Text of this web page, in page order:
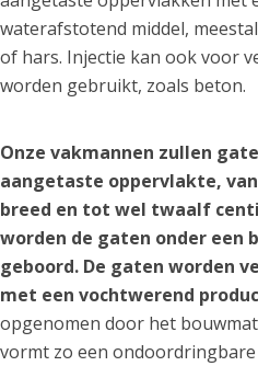
waterafstotend middel,
of hars. Injectie kan ook voor
worden gebruikt, zoals beton.
Onze vakmannen zullen
aangetaste oppervlakte,
breed en tot wel twaalf
worden de gaten onder een
geboord. De gaten worden
met een vochtwerend
opgenomen door het
vormt zo een